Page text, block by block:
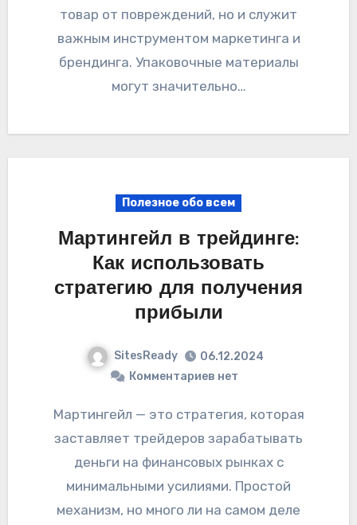
товар от повреждений, но и служит
важным инструментом маркетинга и
брендинга. Упаковочные материалы
могут значительно…
Полезное обо всем
Мартингейл в трейдинге:
Как использовать
стратегию для получения
прибыли
SitesReady
06.12.2024
Комментариев нет
Мартингейл — это стратегия, которая
заставляет трейдеров зарабатывать
деньги на финансовых рынках с
минимальными усилиями. Простой
механизм, но много ли на самом деле